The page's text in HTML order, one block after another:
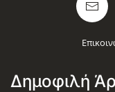
Δημοφιλή